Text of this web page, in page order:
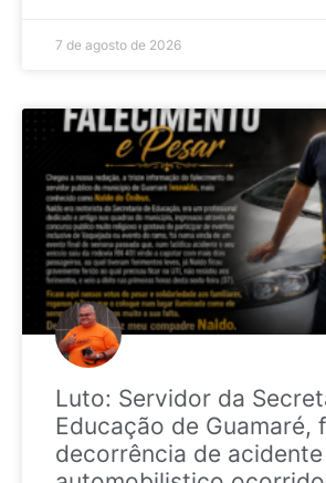
7 de agosto de 2026
Luto: Servidor da
Educação de Guamaré,
decorrência de acidente